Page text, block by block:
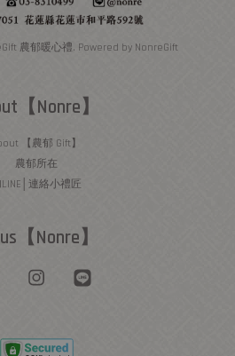
農郁暖心禮. Powered by NonreGift
【Nonre】
【農郁 Gift】
農郁所在
LINE│連絡小禮匠
【Nonre】
Facebook Instagram